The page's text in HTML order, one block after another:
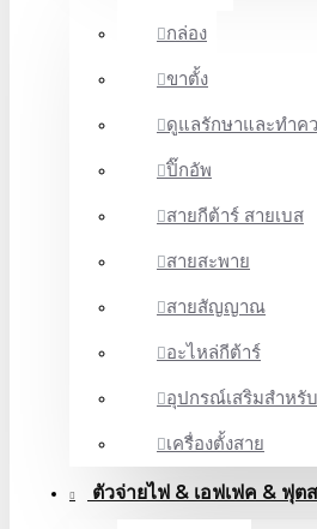
กล่อง
ขาตั้ง
ดูแลรักษาและทำค
ปิ๊กอัพ
สายกีต้าร์ สายเบส
สายสะพาย
สายสัญญาณ
อะไหล่กีต้าร์
อุปกรณ์เสริมสำหรั
เครื่องตั้งสาย
ตัวจ่ายไฟ & เอฟเฟค & ฟุต